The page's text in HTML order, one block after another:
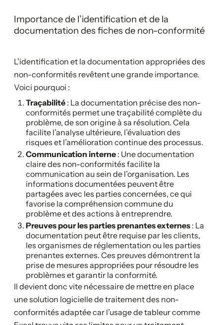
Importance de l’identification et de la
documentation des fiches de non-conformité
L’identification et la documentation appropriées des
non-conformités revêtent une grande importance.
Voici pourquoi :
Traçabilité : La documentation précise des non-
conformités permet une traçabilité complète du
problème, de son origine à sa résolution. Cela
facilite l’analyse ultérieure, l’évaluation des
risques et l’amélioration continue des processus.
Communication interne : Une documentation
claire des non-conformités facilite la
communication au sein de l’organisation. Les
informations documentées peuvent être
partagées avec les parties concernées, ce qui
favorise la compréhension commune du
problème et des actions à entreprendre.
Preuves pour les parties prenantes externes : La
documentation peut être requise par les clients,
les organismes de réglementation ou les parties
prenantes externes. Ces preuves démontrent la
prise de mesures appropriées pour résoudre les
problèmes et garantir la conformité.
Il devient donc vite nécessaire de mettre en place
une solution logicielle de traitement des non-
conformités adaptée car l’usage de tableur comme